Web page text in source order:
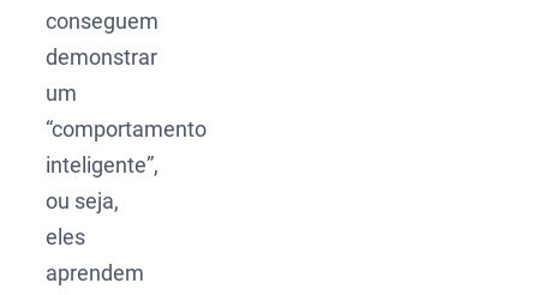
conseguem
demonstrar
um
“comportamento
inteligente”,
ou seja,
eles
aprendem